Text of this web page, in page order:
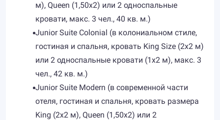
м), Queen (1,50x2) или 2 односпальные
кровати, макс. 3 чел., 40 кв. м.)
Junior Suite Colonial (в колониальном стиле,
гостиная и спальня, кровать King Size (2х2 м)
или 2 односпальные кровати (1х2 м), макс. 3
чел., 42 кв. м.)
Junior Suite Modern (в современной части
отеля, гостиная и спальня, кровать размера
King (2x2 м), Queen (1,50x2) или 2